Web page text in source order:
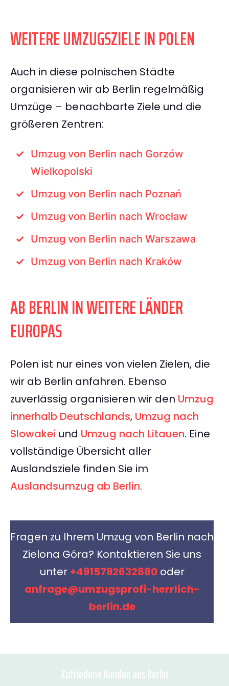
WEITERE UMZUGSZIELE IN POLEN
Auch in diese polnischen Städte
organisieren wir ab Berlin regelmäßig
Umzüge – benachbarte Ziele und die
größeren Zentren:
Umzug von Berlin nach Gorzów
Wielkopolski
Umzug von Berlin nach Poznań
Umzug von Berlin nach Wrocław
Umzug von Berlin nach Warszawa
Umzug von Berlin nach Kraków
AB BERLIN IN WEITERE LÄNDER
EUROPAS
Polen ist nur eines von vielen Zielen, die
wir ab Berlin anfahren. Ebenso
zuverlässig organisieren wir den Umzug
innerhalb Deutschlands, Umzug nach
Slowakei und Umzug nach Litauen. Eine
vollständige Übersicht aller
Auslandsziele finden Sie im
Auslandsumzug ab Berlin.
Fragen zu Ihrem Umzug von Berlin nach
Zielona Góra? Kontaktieren Sie uns
unter +4915792632880oder
anfrage@umzugsprofi-herrlich-
berlin.de
Zufriedene Kunden aus Berlin